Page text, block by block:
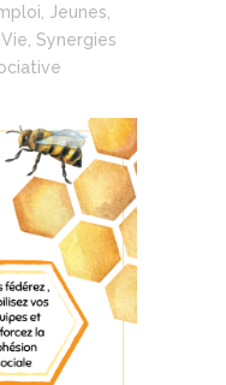
Jeunes
Synergies